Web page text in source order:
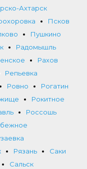
Ахтарск
Псков
Пушкино
Радомышль
Рахов
Репьевка
Ровно
Рогатин
Рокитное
Россошь
Рязань
Саки
Сальск